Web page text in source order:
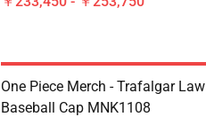
One Piece Merch - Trafalgar Law
Baseball Cap MNK1108